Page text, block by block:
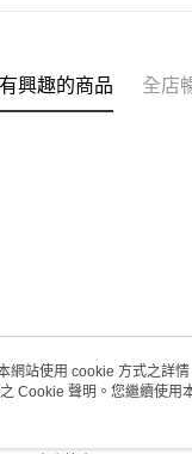
興趣的商品 全店
關於我們
網站使用 cookie 方式之詳
之 Cookie 聲明。您繼續使用